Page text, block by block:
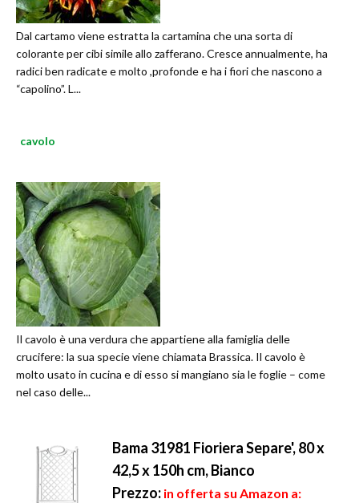
Dal cartamo viene estratta la cartamina che una sorta di
colorante per cibi simile allo zafferano. Cresce annualmente, ha
radici ben radicate e molto ,profonde e ha i fiori che nascono a
“capolino”. L...
cavolo
Il cavolo è una verdura che appartiene alla famiglia delle
crucifere: la sua specie viene chiamata Brassica. Il cavolo è
molto usato in cucina e di esso si mangiano sia le foglie – come
nel caso delle...
Bama 31981 Fioriera Separe', 80 x
42,5 x 150h cm, Bianco
Prezzo: in offerta su Amazon a: